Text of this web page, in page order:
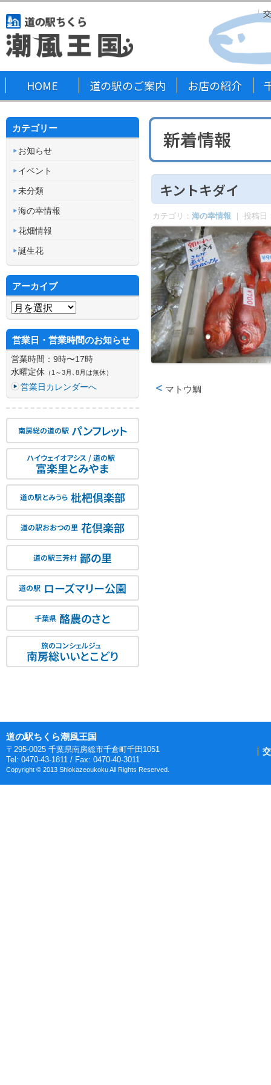
HOME 道の駅のご案内 お店の紹介
新着情報
キントキダイ
カテゴリ： 海の幸情報 ｜ 投稿日
マトウ鯛
カテゴリー
お知らせ
イベント
未分類
海の幸情報
花畑情報
誕生花
アーカイブ
アーカイブ
営業日・営業時間のお知らせ
営業時間：9時〜17時
水曜定休 （1～3月､8月は無休）
営業日カレンダーへ
南房総の道の駅 パンフレット
ハイウェイオアシス / 道の駅
富楽里とみやま
道の駅とみうら 枇杷倶楽部
道の駅おおつの里 花倶楽部
道の駅三芳村 鄙の里
道の駅 ローズマリー公園
千葉県 酪農のさと
旅のコンシェルジュ
南房総いいとこどり
道の駅ちくら潮風王国
〒295-0025 千葉県南房総市千倉町千田1051
Tel: 0470-43-1811 / Fax: 0470-40-3011
Copyright © 2013 Shiokazeoukoku All Rights Reserved.